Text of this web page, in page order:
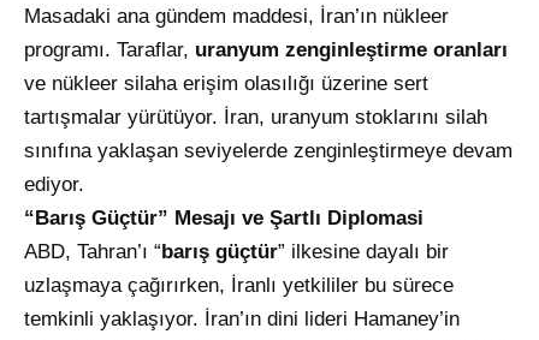
Masadaki ana gündem maddesi, İran’ın nükleer
programı. Taraflar, uranyum zenginleştirme oranları
ve nükleer silaha erişim olasılığı üzerine sert
tartışmalar yürütüyor. İran, uranyum stoklarını silah
sınıfına yaklaşan seviyelerde zenginleştirmeye devam
ediyor.
“Barış Güçtür” Mesajı ve Şartlı Diplomasi
ABD, Tahran’ı “barış güçtür” ilkesine dayalı bir
uzlaşmaya çağırırken, İranlı yetkililer bu sürece
temkinli yaklaşıyor. İran’ın dini lideri Hamaney’in